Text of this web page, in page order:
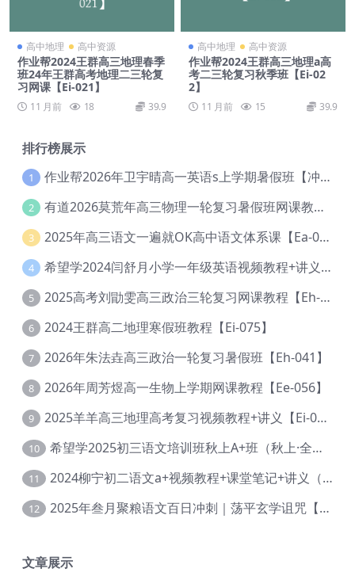
高中地理 高中资源
作业帮2024王群高三地理春季
班24年王群高考地理二三轮复
习网课【Ei-021】
11 月前 18 39.9
高中地理 高中资源
作业帮2024王群高三地理a高
考二三轮复习秋季班【Ei-02
2】
11 月前 15 39.9
排行榜展示
1 作业帮2026年卫宇晴高一英语s上学期暑假班【冲顶班】【Ec-003】
2 有道2026莫荒年高三物理一轮复习暑假班网课教程【Ef-044】
3 2025年高三语文一遍就OK高中语文体系课【Ea-028】
4 希望学2024闫舒月小学一年级英语视频教程+讲义【Cc-004】
5 2025高考刘勖雯高三政治三轮复习网课教程【Eh-061】
6 2024王群高二地理寒假班教程【Ei-075】
7 2026年朱法垚高三政治一轮复习暑假班【Eh-041】
8 2026年周芳煜高一生物上学期网课教程【Ee-056】
9 2025羊羊高三地理高考复习视频教程+讲义【Ei-051】
10 希望学2025初三语文培训班秋上A+班（秋上·全国版·A+）【Da-031】
11 2024柳宁初二语文a+视频教程+课堂笔记+讲义（暑假班+秋季班）【Da-003】
12 2025年叁月聚粮语文百日冲刺｜荡平玄学诅咒【Ea-001】
文章展示